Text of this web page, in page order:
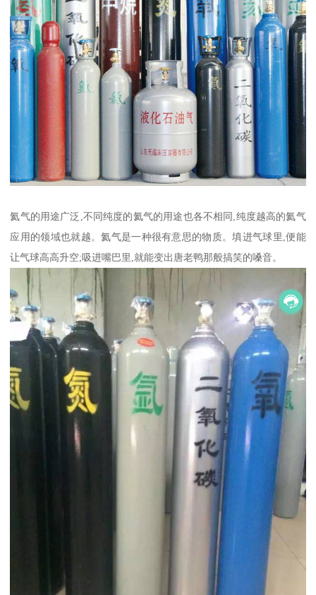
氦气的用途广泛,不同纯度的氦气的用途也各不相同,纯度越高的氦气
应用的领域也就越。氦气是一种很有意思的物质。填进气球里,便能
让气球高高升空;吸进嘴巴里,就能变出唐老鸭那般搞笑的嗓音。